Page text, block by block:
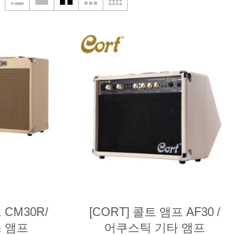
CM30R/
앰프
[CORT] 콜트 앰프 AF30 /
어쿠스틱 기타 앰프